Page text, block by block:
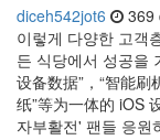
diceh542jot6 369
이렇게 다양한 고객
든 식당에서 성공을
设备数据”，“智能
纸”等为一体的 iOS
자부활전' 팬들 응원